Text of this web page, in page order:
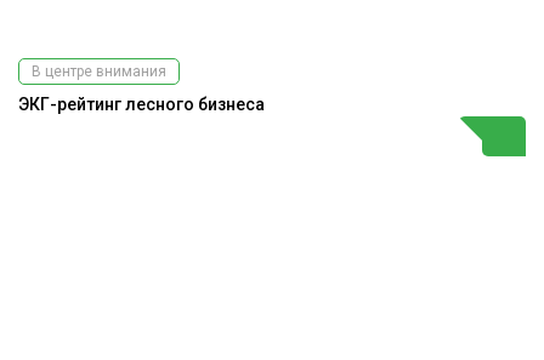
В центре внимания
ЭКГ-рейтинг лесного бизнеса